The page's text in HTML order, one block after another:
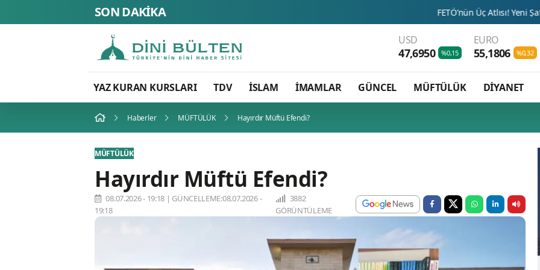
SON DAKİKA FETÖ’nün Üç Atlısı! Yeni Şafak’ın sorusunu Dini
USD
47,6950 %0,15
EURO
55,1806 %0,32
YAZ KURAN KURSLARI TDV İSLAM İMAMLAR GÜNCEL MÜFTÜLÜK DİYANET
Haberler MÜFTÜLÜK Hayırdır Müftü Efendi?
MÜFTÜLÜK
Hayırdır Müftü Efendi?
08.07.2026 - 19:18 | GÜNCELLEME:08.07.2026 -
19:18
3882
GÖRÜNTÜLEME